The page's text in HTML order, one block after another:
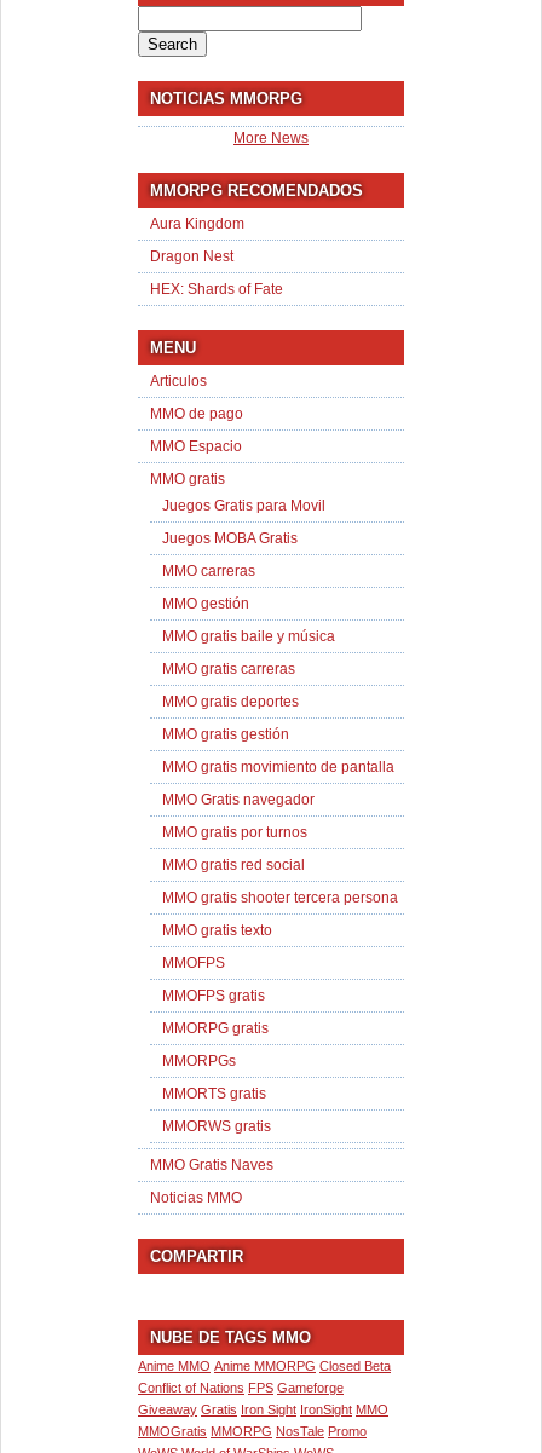
for:
NOTICIAS MMORPG
More News
MMORPG RECOMENDADOS
Aura Kingdom
Dragon Nest
HEX: Shards of Fate
MENU
Articulos
MMO de pago
MMO Espacio
MMO gratis
Juegos Gratis para Movil
Juegos MOBA Gratis
MMO carreras
MMO gestión
MMO gratis baile y música
MMO gratis carreras
MMO gratis deportes
MMO gratis gestión
MMO gratis movimiento de pantalla
MMO Gratis navegador
MMO gratis por turnos
MMO gratis red social
MMO gratis shooter tercera persona
MMO gratis texto
MMOFPS
MMOFPS gratis
MMORPG gratis
MMORPGs
MMORTS gratis
MMORWS gratis
MMO Gratis Naves
Noticias MMO
COMPARTIR
NUBE DE TAGS MMO
Anime MMO Anime MMORPG Closed Beta
Conflict of Nations FPS Gameforge
Giveaway Gratis Iron Sight IronSight MMO
MMOGratis MMORPG NosTale Promo